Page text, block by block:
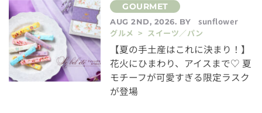
AUG 2ND, 2026. BY
sunflower
グルメ > スイーツ／パン
【夏の手土産はこれに決まり！】
花火にひまわり、アイスまで♡ 夏
モチーフが可愛すぎる限定ラスク
が登場